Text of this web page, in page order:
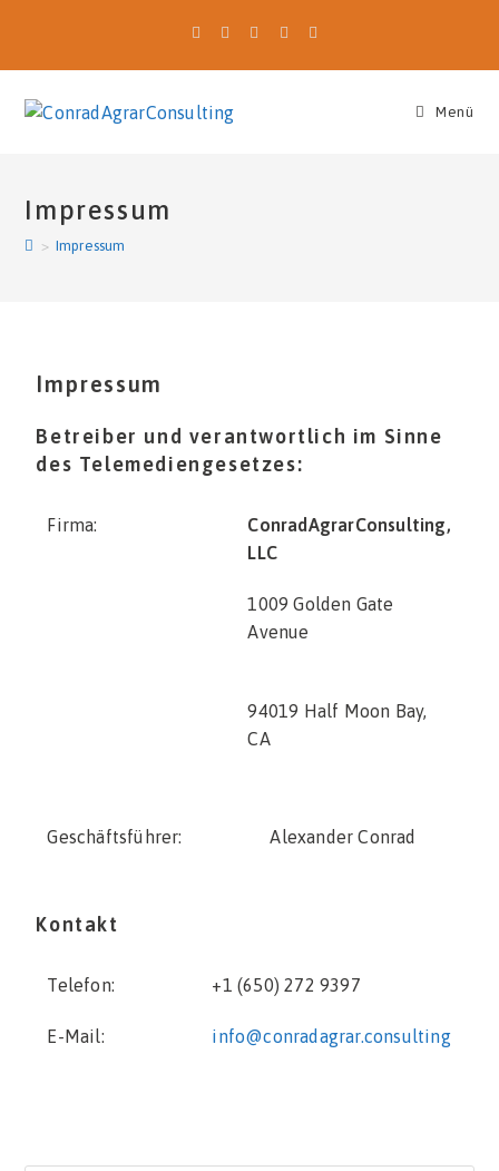
Menü
Impressum
> Impressum
Impressum
Betreiber und verantwortlich im Sinne
des Telemediengesetzes:
Firma:
ConradAgrarConsulting,
LLC
1009 Golden Gate
Avenue
94019 Half Moon Bay,
CA
Geschäftsführer: Alexander Conrad
Kontakt
Telefon: +1 (650) 272 9397
E-Mail: info@conradagrar.consulting